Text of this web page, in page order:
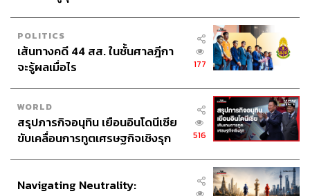
POLITICS
เส้นทางคดี 44 สส. ในชั้นศาลฎีกา
จะรู้ผลเมื่อไร
177
WORLD
สรุปภารกิจอนุทิน เยือนอินโดนีเซีย
ขับเคลื่อนการทูตเศรษฐกิจเชิงรุก
516
Navigating Neutrality: